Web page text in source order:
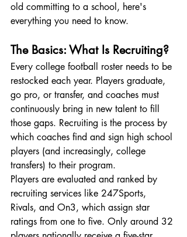
old committing to a school, here's
everything you need to know.
The Basics: What Is Recruiting?
Every college football roster needs to be
restocked each year. Players graduate,
go pro, or transfer, and coaches must
continuously bring in new talent to fill
those gaps. Recruiting is the process by
which coaches find and sign high school
players (and increasingly, college
transfers) to their program.
Players are evaluated and ranked by
recruiting services like 247Sports,
Rivals, and On3, which assign star
ratings from one to five. Only around 32